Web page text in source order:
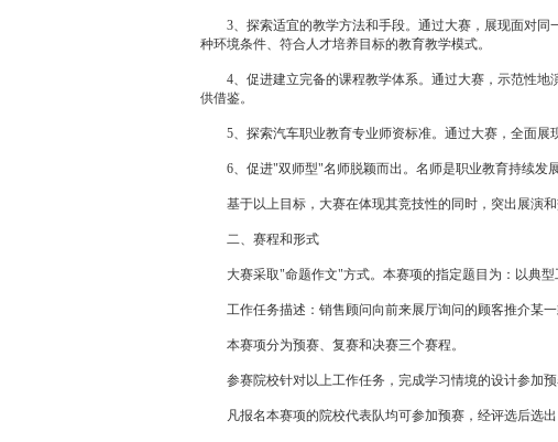
3、探索适宜的教学方法和手段。通过大赛，展现面对同
种环境条件、符合人才培养目标的教育教学模式。
4、促进建立完备的课程教学体系。通过大赛，示范性地
供借鉴。
5、探索汽车职业教育专业师资标准。通过大赛，全面展
6、促进"双师型"名师脱颖而出。名师是职业教育持续发展
基于以上目标，大赛在体现其竞技性的同时，突出展演和
二、赛程和形式
大赛采取"命题作文"方式。本赛项的指定题目为：以典型
工作任务描述：销售顾问向前来展厅询问的顾客推介某一
本赛项分为预赛、复赛和决赛三个赛程。
参赛院校针对以上工作任务，完成学习情境的设计参加预
凡报名本赛项的院校代表队均可参加预赛，经评选后选出